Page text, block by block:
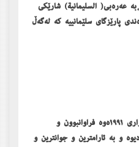
(سلێمانی )بە ئینگلیزی Slemani،بە عەرەبی( السلیمانیة) شارێکی
پارێزگای سلێمانییە كه‌ لەگەڵ
شاری سلێمانی لەپاش ڕاپەرینی ئازاری ١٩٩١ەوە فراوانبوون و
و بە ئارامترین و جوانترین و